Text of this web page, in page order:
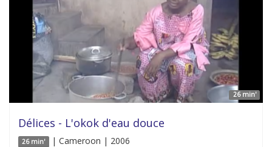
26 min'
Délices - L'okok d'eau douce
26 min' | Cameroon | 2006